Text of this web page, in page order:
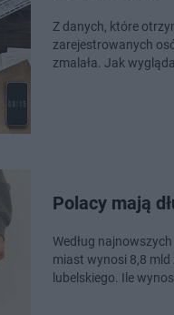
Z danych, które
zarejestrowanych
zmalała. Jak
Polacy mają
Według
miast wynosi 8,8 mld
lubelskiego. Ile